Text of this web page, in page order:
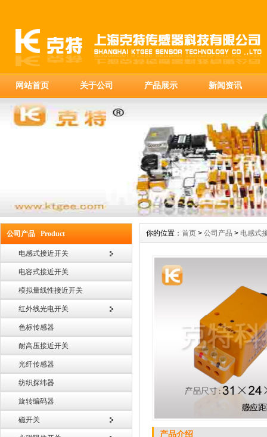
网站首页 关于公司 产品展示 新闻资讯
公司产品 Product
电感式接近开关
电容式接近开关
模拟量线性接近开关
红外线光电开关
色标传感器
耐高压接近开关
光纤传感器
纺织探纬器
旋转编码器
磁开关
你的位置： 首页 > 公司产品 > 电感式
产品介绍